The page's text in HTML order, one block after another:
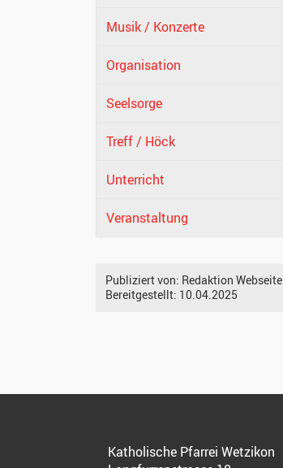
Musik / Konzerte
Organisation
Seelsorge
Treff / Höck
Unterricht
Veranstaltung
Publiziert von: Redaktion Webseite
Bereitgestellt: 10.04.2025
Katholische Pfarrei Wetzikon